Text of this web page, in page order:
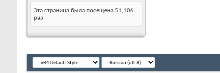
Эта страница была посещена 51,106
раз